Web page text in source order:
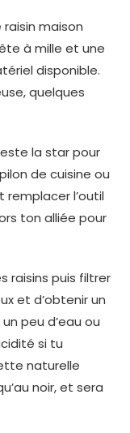
maison
à mille et une
disponible.
quelques
la star pour
de cuisine ou
remplacer l’outil
ton alliée pour
raisins puis filtrer
et d’obtenir un
peu d’eau ou
si tu
naturelle
noir, et sera